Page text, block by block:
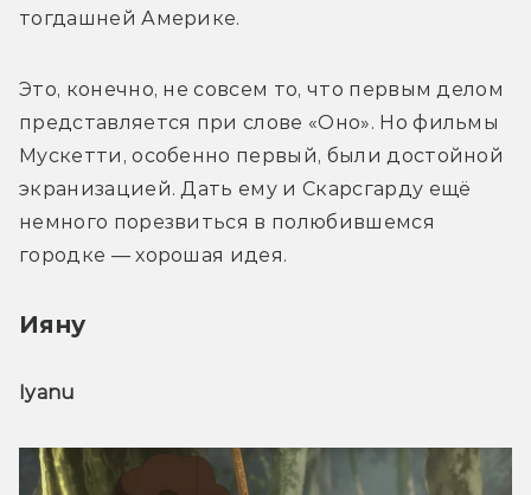
тогдашней Америке.
Это, конечно, не совсем то, что первым делом
представляется при слове «Оно». Но фильмы
Мускетти, особенно первый, были достойной
экранизацией. Дать ему и Скарсгарду ещё
немного порезвиться в полюбившемся
городке — хорошая идея.
Ияну
Iyanu